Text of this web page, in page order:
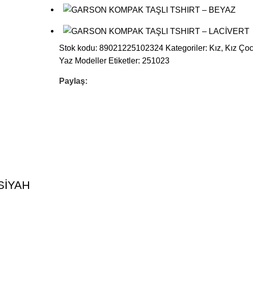
Stok kodu: 89021225102324 Kategoriler: Kız, Kız
Yaz Modeller Etiketler: 251023
Paylaş: